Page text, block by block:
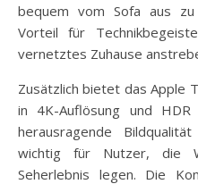
bequem vom Sofa aus
Vorteil für
vernetztes Zuhause
Zusätzlich bietet das Apple
in 4K-Auflösung und
herausragende
wichtig für Nutzer, die
Seherlebnis legen. Die